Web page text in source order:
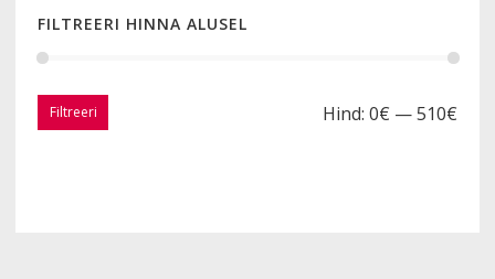
FILTREERI HINNA ALUSEL
Filtreeri Hind: 0€ —510€